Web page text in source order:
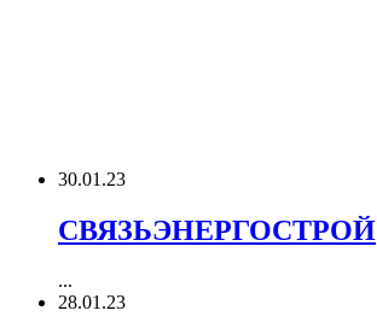
30.01.23
СВЯЗЬЭНЕРГОСТРОЙ
...
28.01.23